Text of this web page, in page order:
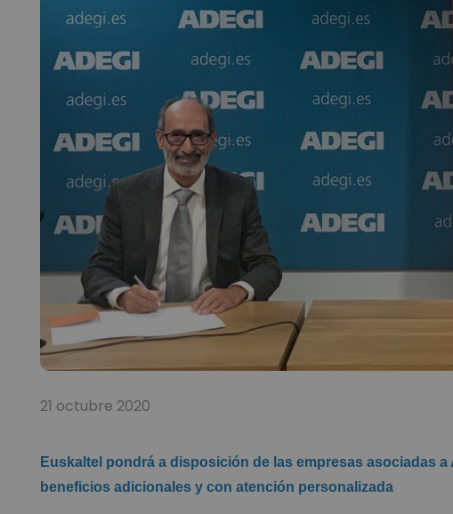
21 octubre 2020
Euskaltel pondrá a disposición de las empresas asociadas
beneficios adicionales y con atención personalizada